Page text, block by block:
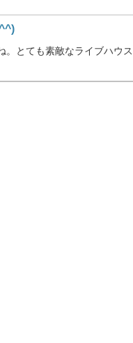
。とても素敵なライブハウ